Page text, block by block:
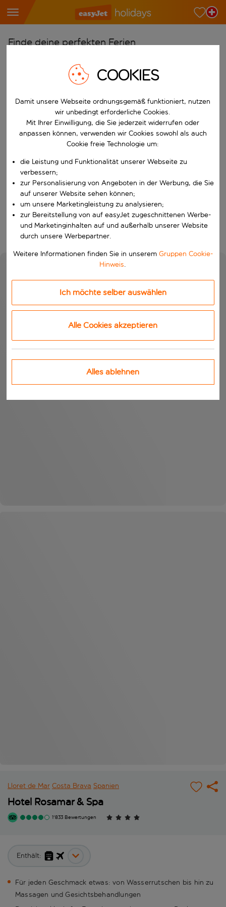
Finde deine perfekten Ferien
Wähle deine Flughäfen
Beginne mit der Eingabe für die automatische
Reiseziele finden
Nach
W&auml;hle ein Ab- und R&uuml;ckflugdatum aus.
Wähle deine Reisedaten
Wann
Wer
Suchen
Lloret de Mar Costa Brava Spanien
Hotel Rosamar & Spa
1'833 Bewertungen
Enthält:
Für jeden Geschmack etwas: von Wasserrutschen bis hin zu
Massagen und Gesichtsbehandlungen
COOKIES
Damit unsere Webseite ordnungsgemäß funktioniert, nutzen
wir unbedingt erforderliche Cookies.
Mit Ihrer Einwilligung, die Sie jederzeit widerrufen oder
anpassen können, verwenden wir Cookies sowohl als auch
Cookie freie Technologie um:
die Leistung und Funktionalität unserer Webseite zu
verbessern;
zur Personalisierung von Angeboten in der Werbung, die Sie
auf unserer Website sehen können;
um unsere Marketingleistung zu analysieren;
zur Bereitstellung von auf easyJet zugeschnittenen Werbe-
und Marketinginhalten auf und außerhalb unserer Website
durch unsere Werbepartner.
Weitere Informationen finden Sie in unserem Gruppen Cookie-
Hinweis.
Ich möchte selber auswählen
Alle Cookies akzeptieren
Alles ablehnen